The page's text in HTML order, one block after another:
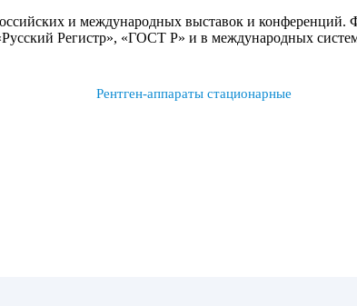
и международных выставок и конференций.
Регистр», «ГОСТ Р» и в международных
Рентген-аппараты стационарные